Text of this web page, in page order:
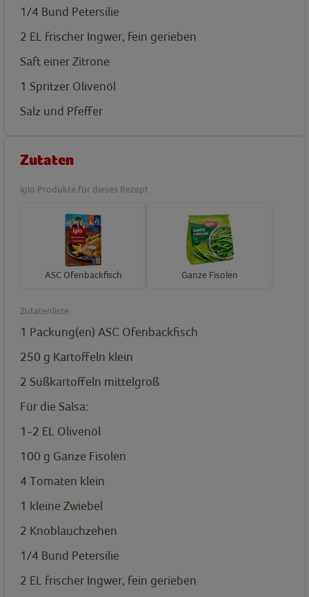
1/4 Bund Petersilie
2 EL frischer Ingwer, fein gerieben
Saft einer Zitrone
1 Spritzer Olivenöl
Salz und Pfeffer
Zutaten
Iglo Produkte für dieses Rezept
ASC Ofenbackfisch Ganze Fisolen
Zutatenliste
1 Packung(en) ASC Ofenbackfisch
250 g Kartoffeln klein
2 Süßkartoffeln mittelgroß
Für die Salsa:
1-2 EL Olivenöl
100 g Ganze Fisolen
4 Tomaten klein
1 kleine Zwiebel
2 Knoblauchzehen
1/4 Bund Petersilie
2 EL frischer Ingwer, fein gerieben